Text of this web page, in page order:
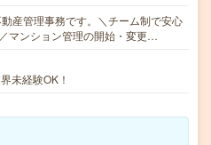
産管理事務です。＼チーム制で安心
マンション管理の開始・変更…
未経験OK！